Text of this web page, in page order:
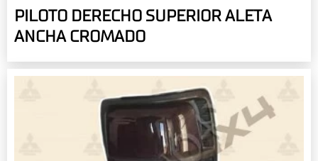
PILOTO DERECHO SUPERIOR ALETA
ANCHA CROMADO